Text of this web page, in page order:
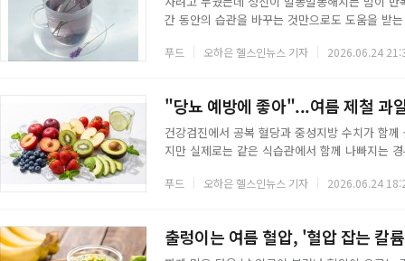
간 동안의 습관을 바꾸는 것만으로도 도움을 받
약이 아니라 잠들기 좋은 상태를 만들어주는 보
푸드 오하은 헬스인뉴스 기자 2026.06.24
"당뇨 예방에 좋아"...여름 제철 과
건강검진에서 공복 혈당과 중성지방 수치가 함
지만 실제로는 같은 식습관에서 함께 나빠지는
이 가는 대로 먹기 쉬워 두 수치가 함께 흔들리
푸드 오하은 헬스인뉴스 기자 2026.06.24
출렁이는 여름 혈압, '혈압 잡는 칼